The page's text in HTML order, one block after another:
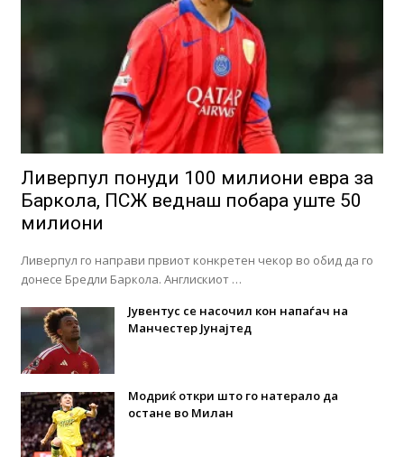
Ливерпул понуди 100 милиони евра за
Баркола, ПСЖ веднаш побара уште 50
милиони
Ливерпул го направи првиот конкретен чекор во обид да го
донесе Бредли Баркола. Англискиот …
Јувентус се насочил кон напаѓач на
Манчестер Јунајтед
Модриќ откри што го натерало да
остане во Милан